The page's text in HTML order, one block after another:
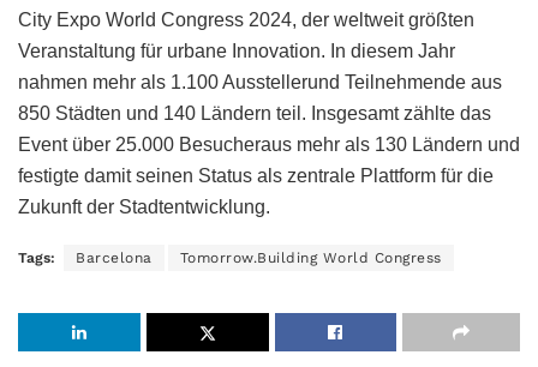
City Expo World Congress 2024, der weltweit größten
Veranstaltung für urbane Innovation. In diesem Jahr
nahmen mehr als 1.100 Ausstellerund Teilnehmende aus
850 Städten und 140 Ländern teil. Insgesamt zählte das
Event über 25.000 Besucheraus mehr als 130 Ländern und
festigte damit seinen Status als zentrale Plattform für die
Zukunft der Stadtentwicklung.
Tags: Barcelona Tomorrow.Building World Congress